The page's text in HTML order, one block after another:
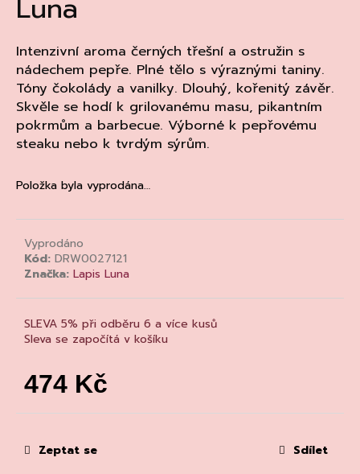
Luna
Intenzivní aroma černých třešní a ostružin s
nádechem pepře. Plné tělo s výraznými taniny.
Tóny čokolády a vanilky. Dlouhý, kořenitý závěr.
Skvěle se hodí k grilovanému masu, pikantním
pokrmům a barbecue. Výborné k pepřovému
steaku nebo k tvrdým sýrům.
Položka byla vyprodána…
Vyprodáno
Kód: DRW0027121
Značka: Lapis Luna
SLEVA 5% při odběru 6 a více kusů
Sleva se započítá v košíku
474 Kč
cena:
Zeptat se Sdílet
a
j
í
t
?
HLEDAT
D
o
p
u
u
e
e